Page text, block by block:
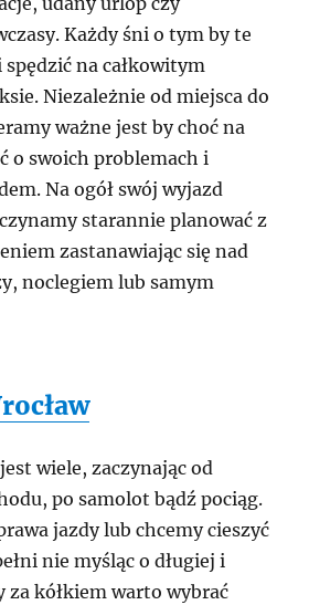
Każdy śni o tym by te
na całkowitym
Niezależnie od miejsca do
ważne jest by choć na
o swoich problemach i
Na ogół swój wyjazd
starannie planować z
zastanawiając się nad
noclegiem lub samym
wiele, zaczynając od
po samolot bądź pociąg.
jazdy lub chcemy cieszyć
nie myśląc o długiej i
za kółkiem warto wybrać